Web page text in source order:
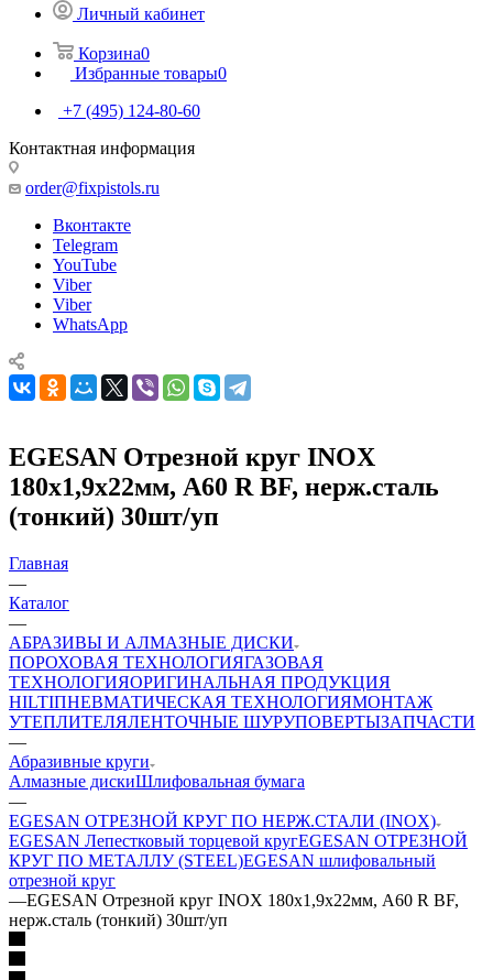
Личный кабинет
Корзина0
Избранные товары0
+7 (495) 124-80-60
Контактная информация
order@fixpistols.ru
Вконтакте
Telegram
YouTube
Viber
Viber
WhatsApp
EGESAN Отрезной круг INOX
180x1,9x22мм, А60 R BF, нерж.сталь
(тонкий) 30шт/уп
Главная
—
Каталог
—
АБРАЗИВЫ И АЛМАЗНЫЕ ДИСКИ
ПОРОХОВАЯ ТЕХНОЛОГИЯГАЗОВАЯ
ТЕХНОЛОГИЯОРИГИНАЛЬНАЯ ПРОДУКЦИЯ
HILTIПНЕВМАТИЧЕСКАЯ ТЕХНОЛОГИЯМОНТАЖ
УТЕПЛИТЕЛЯЛЕНТОЧНЫЕ ШУРУПОВЕРТЫЗАПЧАСТИ
—
Абразивные круги
Алмазные дискиШлифовальная бумага
—
EGESAN ОТРЕЗНОЙ КРУГ ПО НЕРЖ.СТАЛИ (INOX)
EGESAN Лепестковый торцевой кругEGESAN ОТРЕЗНОЙ
КРУГ ПО МЕТАЛЛУ (STEEL)EGESAN шлифовальный
отрезной круг
—EGESAN Отрезной круг INOX 180x1,9x22мм, А60 R BF,
нерж.сталь (тонкий) 30шт/уп